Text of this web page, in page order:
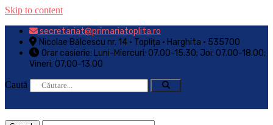
Skip to content
secretariat@primariatoplita.ro
Nicolae Bălcescu nr. 14 • Toplița • Harghita • 535700
Orar casierie: Luni-Miercuri: 07.00-15.30; Joi: 07.00-18.00;
Vineri: 07.00-13.00
Caută